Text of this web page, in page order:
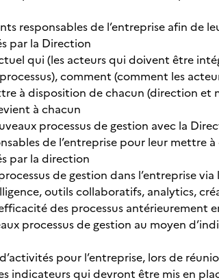
responsables de l’entreprise afin de
par la Direction
qui (les acteurs qui doivent être
comment (comment les
à disposition de chacun (direction et
à chacun
processus de gestion avec la
de l’entreprise pour leur mettre
par la direction
de gestion dans l’entreprise
outils collaboratifs, analytics,
des processus antérieurement
processus de gestion au moyen
pour l’entreprise, lors de
indicateurs qui devront être mis en